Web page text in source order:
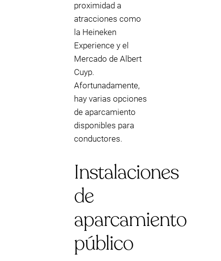
proximidad a
atracciones como
la Heineken
Experience y el
Mercado de Albert
Cuyp.
Afortunadamente,
hay varias opciones
de aparcamiento
disponibles para
conductores.
Instalaciones
de
aparcamiento
público